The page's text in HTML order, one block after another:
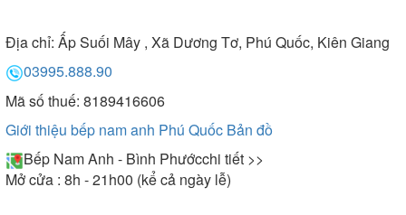
Địa chỉ: Ấp Suối Mây , Xã Dương Tơ, Phú Quốc, Kiên Giang
03995.888.90
Mã số thuế: 8189416606
Giới thiệu bếp nam anh Phú Quốc Bản đồ
Bếp Nam Anh - Bình Phướcchi tiết >>
Mở cửa : 8h - 21h00 (kể cả ngày lễ)